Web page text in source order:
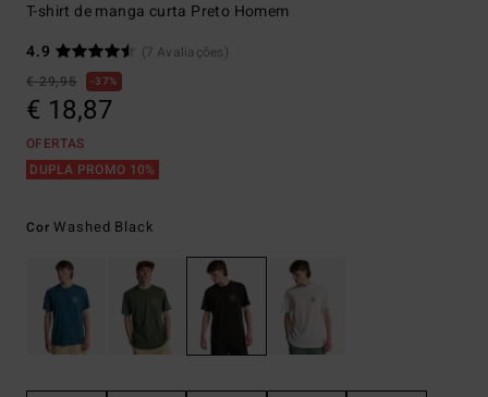
T-shirt de manga curta Preto Homem
4.9
(7 Avaliações)
€ 29,95
37%
€ 18,87
OFERTAS
DUPLA PROMO 10%
CorWashed Black